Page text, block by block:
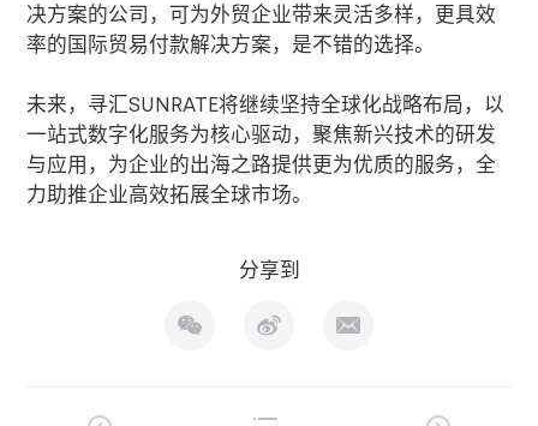
决方案的公司，可为外贸企业带来灵活多样，更具效
率的国际贸易付款解决方案，是不错的选择。
未来，寻汇SUNRATE将继续坚持全球化战略布局，以
一站式数字化服务为核心驱动，聚焦新兴技术的研发
与应用，为企业的出海之路提供更为优质的服务，全
力助推企业高效拓展全球市场。
分享到